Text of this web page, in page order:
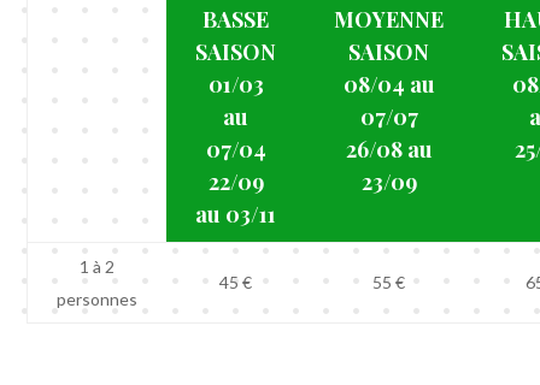
BASSE
SAISON
01/03
au
07/04
22/09
au 03/11
MOYENNE
SAISON
08/04 au
07/07
26/08 au
23/09
1 à 2
personnes
45 € 55 €